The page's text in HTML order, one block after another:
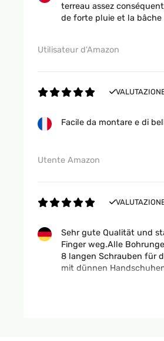
terreau assez
de forte pluie et la bâche
Utilisateur d'Amazon
Facile da montare e di
Utente Amazon
Sehr gute Qualität und
Finger weg.Alle
8 langen Schrauben für
mit dünnen